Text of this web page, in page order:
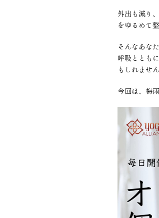
外出も減り
をゆるめて
そんなあな
呼吸ととも
もしれません
今回は、梅